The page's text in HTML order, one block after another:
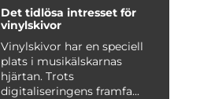
Det tidlösa intresset för
vinylskivor
Vinylskivor har en speciell
plats i musikälskarnas
hjärtan. Trots
digitaliseringens framfa...